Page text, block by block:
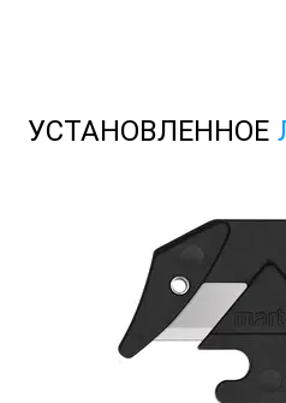
УСТАНОВЛЕННОЕ